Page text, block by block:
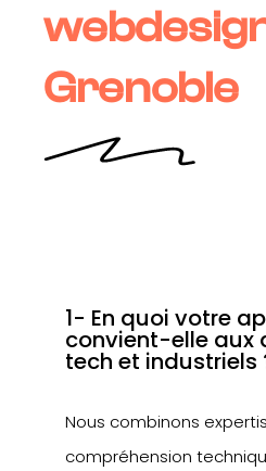
Grenoble
1- En quoi votre
convient-elle aux
tech et industriels
Nous combinons
compréhension